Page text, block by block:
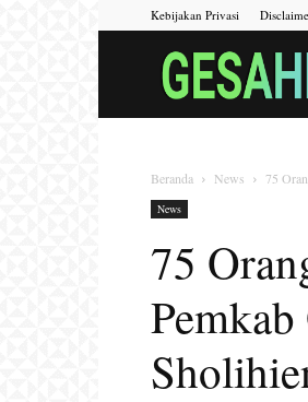
Kebijakan Privasi
Beranda News 75
News
75